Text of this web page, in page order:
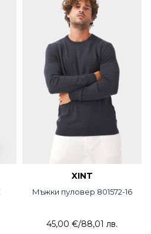
XINT
Мъжки пуловер 801572-16
45,00 €/88,01 лв.